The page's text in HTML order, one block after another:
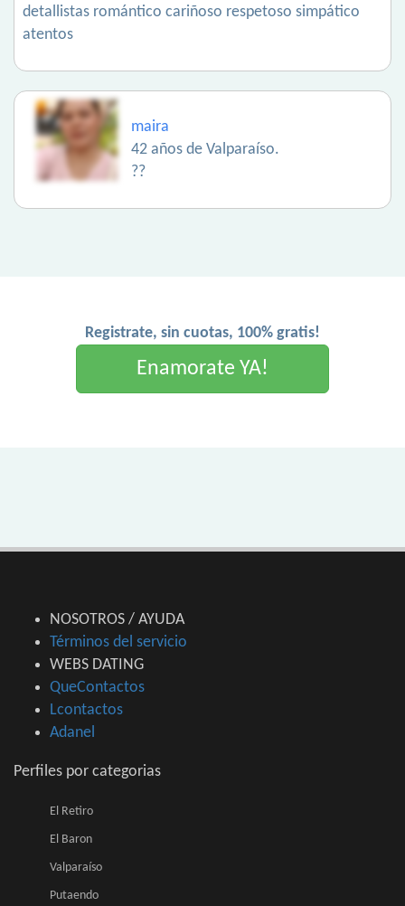
detallistas romántico cariñoso respetoso simpático
atentos
maira
42 años de Valparaíso.
??
Registrate, sin cuotas, 100% gratis!
Enamorate YA!
NOSOTROS / AYUDA
Términos del servicio
WEBS DATING
QueContactos
Lcontactos
Adanel
Perfiles por categorias
El Retiro
El Baron
Valparaíso
Putaendo